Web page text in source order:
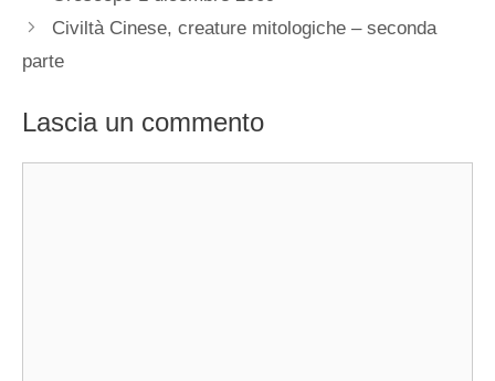
Civiltà Cinese, creature mitologiche – seconda
parte
Lascia un commento